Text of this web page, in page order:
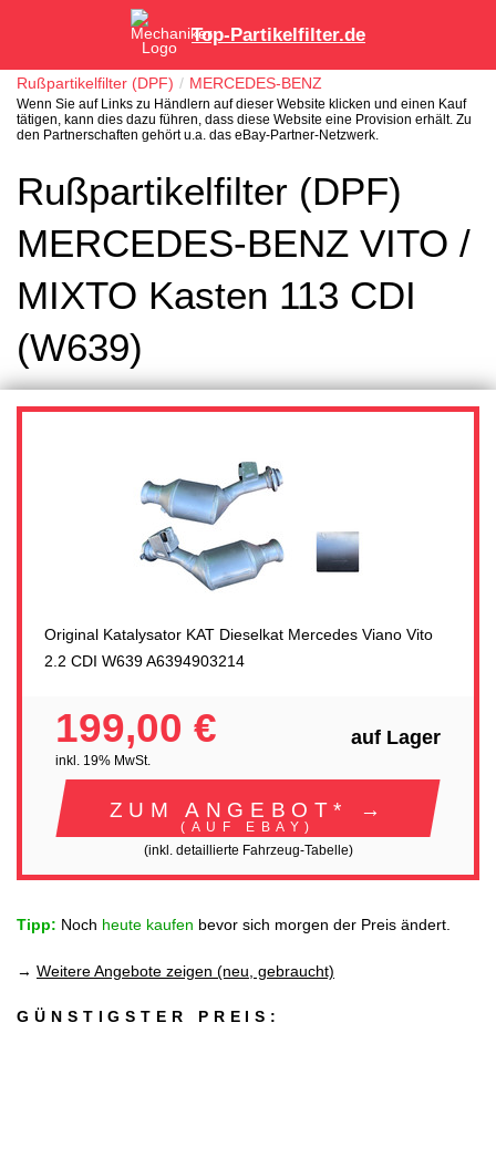
Top-Partikelfilter.de
Rußpartikelfilter (DPF) MERCEDES-BENZ
Wenn Sie auf Links zu Händlern auf dieser Website klicken und einen Kauf
tätigen, kann dies dazu führen, dass diese Website eine Provision erhält. Zu
den Partnerschaften gehört u.a. das eBay-Partner-Netzwerk.
Rußpartikelfilter (DPF)
MERCEDES-BENZ VITO /
MIXTO Kasten 113 CDI
(W639)
Original Katalysator KAT Dieselkat Mercedes Viano Vito
2.2 CDI W639 A6394903214
199,00 €
inkl. 19% MwSt.
auf Lager
ZUM ANGEBOT* →
(AUF EBAY)
(inkl. detaillierte Fahrzeug-Tabelle)
Tipp: Noch heute kaufen bevor sich morgen der Preis ändert.
→ Weitere Angebote zeigen (neu, gebraucht)
GÜNSTIGSTER PREIS: